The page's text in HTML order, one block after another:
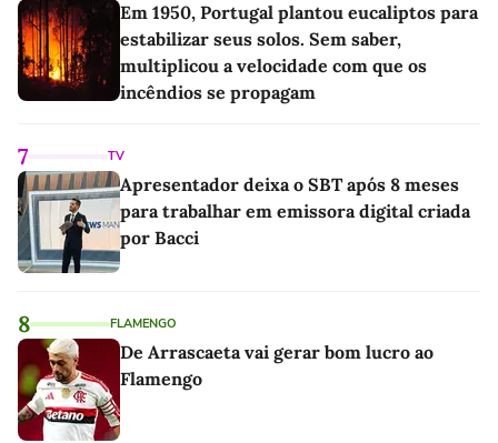
Em 1950, Portugal plantou eucaliptos para
estabilizar seus solos. Sem saber,
multiplicou a velocidade com que os
incêndios se propagam
7 TV
Apresentador deixa o SBT após 8 meses
para trabalhar em emissora digital criada
por Bacci
8 FLAMENGO
De Arrascaeta vai gerar bom lucro ao
Flamengo